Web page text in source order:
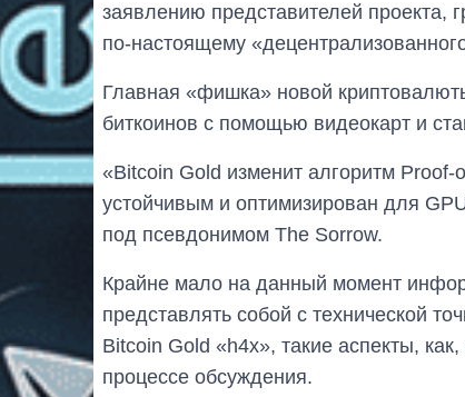
заявлению представителей проекта,
по-настоящему
Главная «фишка» новой
биткоинов с помощью видеокарт и
«Bitcoin Gold изменит алгоритм
устойчивым и оптимизирован для
под псевдонимом The Sorrow.
Крайне мало на данный момент
представлять собой с технической
Bitcoin Gold «h4x», такие аспекты,
процессе обсуждения.